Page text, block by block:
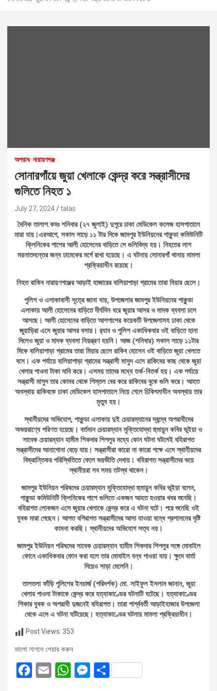
অপরাধ নারায়ণগঞ্জ
সোনারগাঁয়ে জুয়া খেলাকে কেন্দ্র করে সন্ত্রাসীদের
গুলিতে নিহত ১
July 27, 2024 talas
দৈনিক তালাশ.কমঃ শনিবার (২৭ জুলাই) দুপুরে ঢাকা মেডিকেল কলেজ হাসপাতালে
মারা যায়।এরআগে, সকাল সাড়ে ১১ টার দিকে জামপুর ইউনিয়নের পাকুন্ডা কমিউনিটি
ক্লিনিকের পাশের আলী হোসেনের বাড়িতে সে গুলিবিদ্ধ হয়। নিহতের লাশ
ময়নাতদন্তের জন্য ঢামেকের মর্গে রাখা হয়েছে। এ ঘটনায় সোনারগাঁ থানায় মামলা
প্রক্রিয়াধীন রয়েছে।
নিহত রাকিব নারায়ণগঞ্জের আড়াই হাজারের বালিয়াপাড়া গ্রামের তারা মিয়ার ছেলে।
পুলিশ ও এলাকাবাসী সূত্রে জানা যায়, উপজেলার জামপুর ইউনিয়নের পাকুন্ডা
এলাকায় আলী হোসেনের বাড়িতে দীর্ঘদিন ধরে জুয়ার আসর ও মাদক ব্যবসা চলে
আসছে। আলী হোসেনের বাড়িতে আশপাশের কয়েকটি উপজেলাসহ ঢাকা থেকে
জুয়াড়িরা এসে জুয়ার আসর বসায়। র‌্যাব ও পুলিশ একাধিকবার ওই বাড়িতে হানা
দিলেও জুয়া ও মাদক ব্যবসা নিয়ন্ত্রণ হয়নি। আজ (শনিবার) সকাল সাড়ে ১১টার
দিকে বালিয়াপাড়া গ্রামের তারা মিয়ার ছেলে রাকিব হোসেন ওই বাড়িতে জুয়া খেলতে
বসে। এক পর্যায়ে বালিয়াপাড়া গ্রামের সন্ত্রাসী মাসুদ এসে রাকিবের কাছ থেকে জুয়া
খেলার পাওনা টাকা দাবি করে। এসময় তাদের মধ্যে তর্ক-বিতর্ক হয়। এক পর্যায়ে
সন্ত্রাসী মাসুদ তার কোমর থেকে পিস্তল বের করে রাকিবের বুকে গুলি করে। আহত
অবস্থায় রাকিবকে ঢাকা মেডিকেল হাসপাতালে নিয়ে গেলে চিকিৎসাধীন অবস্থায় তার
মৃত্যু হয়।
স্থানীয়দের অভিযোগ, পাকুন্ডা এলাকায় দুই চেয়ারম্যানের দ্বন্দ্বে অপরাধীদের
অভয়রাণ্যে পরিণত হয়েছে। বর্তমান চেয়ারম্যান মুক্তিযোদ্ধা হুমায়ুন কবির ভূইয়া ও
সাবেক চেয়ারম্যান হামীম শিকদার শিপলুর মধ্যে কোন ঘটনা ঘটলেই বহিরাগত
সন্ত্রাসীদের আনাগোনা বেড়ে যায়। সন্ত্রাসীরা কারো না কারো পক্ষে এসে স্থানীয়দের
বিভ্রান্তিকর পরিস্থিতিতে ফেলে ভয়ভীতি দেখায়। বহিরাগত সন্ত্রাসীদের ভয়ে
স্থানীয়রা সব সময় তটস্থ থাকেন।
জামপুর ইউনিয়ন পরিষদের চেয়ারম্যান মুক্তিযোদ্ধা হুমায়ুন কবির ভূইয়া বলেন,
পাকুন্ডা কমিউনিটি ক্লিনিকের পাশে গুলিতে একজন আহত হওয়ার খবর শুনেছি।
বহিরাগত লোকজন এসে জুয়ার খেলাকে কেন্দ্র করে এ ঘটনা ঘটে। পরে শুনেছি ওই
যুবক মারা গেছেন। আগত বগিরাগত সন্ত্রাসীদের আসা যাওয়া বন্ধে প্রশাসনের দৃষ্টি
কামনা করছি। স্থানীয়দের অভিযোগ সত্য নয়।
জামপুর ইউনিয়ন পরিষদের সাবেক চেয়ারম্যান হামীম শিকদার শিপলুর সঙ্গে মোবাইল
ফোনে একাধিকবার ফোন করা হলে তার মোবাইল বন্ধ পাওয়া যায়। ক্ষুদে বার্তা
দিয়েও সাড়া মেলেনি।
তালতলা ফাঁড়ি পুলিশের ইনচার্জ (পরিদর্শক) মো. সাইফুল ইসলাম জানান, জুয়া
খেলার পাওনা টাকাকে কেন্দ্র করে হত্যাকাণ্ডের ঘটনাটি ঘটেছে। হত্যাকাণ্ডের
শিকার যুবক ও অপরাধী দুজনেই বহিরাগত। তারা পার্শ্ববর্তী আড়াইহাজার উপজেলা
থেকে এসে এ ঘটনা ঘটিয়েছে। হত্যাকাণ্ডের ঘটনায় মামলা প্রক্রিয়াধীন।
Post Views: 353
ভালো লাগলে শেয়ার করুন
F
E
W M S